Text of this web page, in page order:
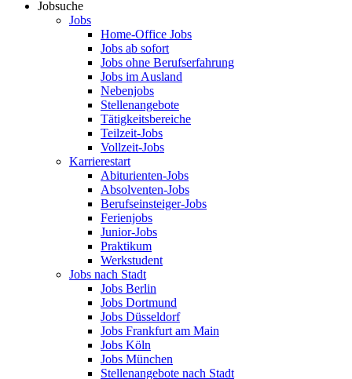
Jobsuche
Jobs
Home-Office Jobs
Jobs ab sofort
Jobs ohne Berufserfahrung
Jobs im Ausland
Nebenjobs
Stellenangebote
Tätigkeitsbereiche
Teilzeit-Jobs
Vollzeit-Jobs
Karrierestart
Abiturienten-Jobs
Absolventen-Jobs
Berufseinsteiger-Jobs
Ferienjobs
Junior-Jobs
Praktikum
Werkstudent
Jobs nach Stadt
Jobs Berlin
Jobs Dortmund
Jobs Düsseldorf
Jobs Frankfurt am Main
Jobs Köln
Jobs München
Stellenangebote nach Stadt